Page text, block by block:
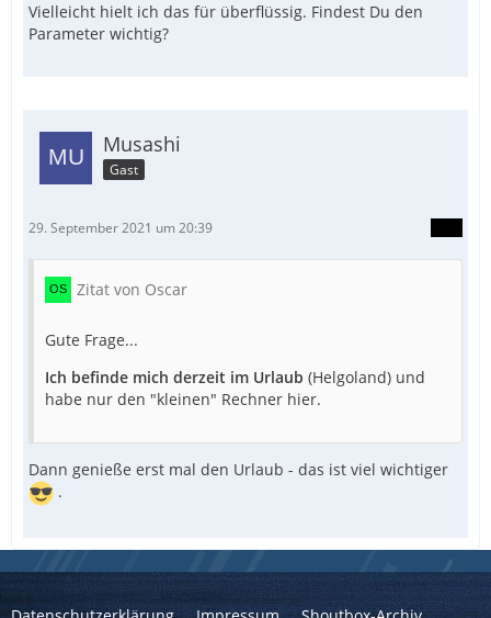
Vielleicht hielt ich das für überflüssig. Findest Du den
Parameter wichtig?
Musashi
Gast
29. September 2021 um 20:39
Zitat von Oscar
Gute Frage...
Ich befinde mich derzeit im Urlaub (Helgoland) und
habe nur den "kleinen" Rechner hier.
Dann genieße erst mal den Urlaub - das ist viel wichtiger
.